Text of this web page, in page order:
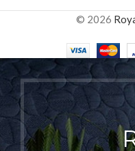
© 2026